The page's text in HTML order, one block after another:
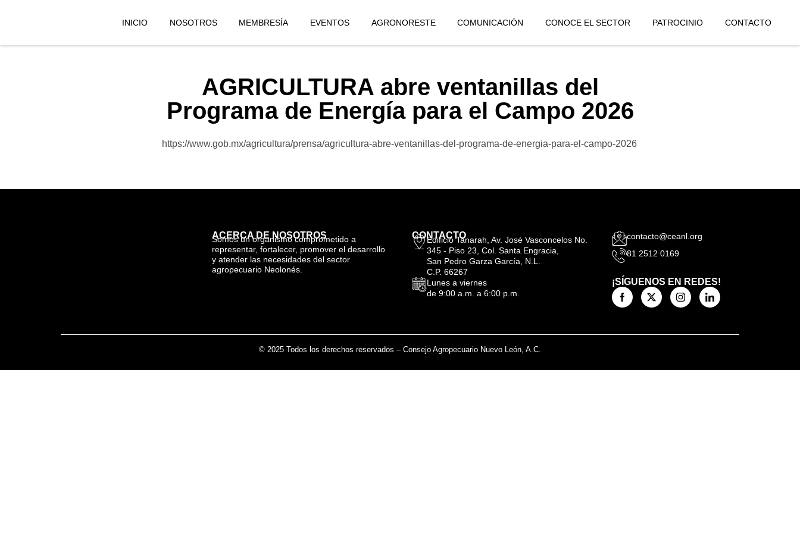
INICIO NOSOTROS MEMBRESÍA EVENTOS AGRONORESTE COMUNICACIÓN CONOCE EL SECTOR PATROCINIO CONTACTO
AGRICULTURA abre ventanillas del
Programa de Energía para el Campo 2026
https://www.gob.mx/agricultura/prensa/agricultura-abre-ventanillas-del-programa-de-energia-para-el-campo-2026
ACERCA DE NOSOTROS
Somos un organismo comprometido a
representar, fortalecer, promover el desarrollo
y atender las necesidades del sector
agropecuario Neolonés.
CONTACTO
Edificio Tanarah, Av. José Vasconcelos No.
345 - Piso 23, Col. Santa Engracia,
San Pedro Garza García, N.L.
C.P. 66267
Lunes a viernes
de 9:00 a.m. a 6:00 p.m.
contacto@ceanl.org
81 2512 0169
¡SÍGUENOS EN REDES!
© 2025 Todos los derechos reservados – Consejo Agropecuario Nuevo León, A.C.